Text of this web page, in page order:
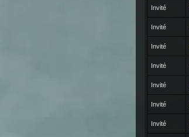
Invité
Invité
Invité
Invité
Invité
Invité
Invité